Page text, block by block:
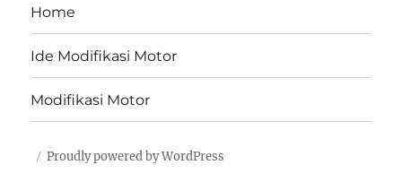
Home
Ide Modifikasi Motor
Modifikasi Motor
Proudly powered by WordPress